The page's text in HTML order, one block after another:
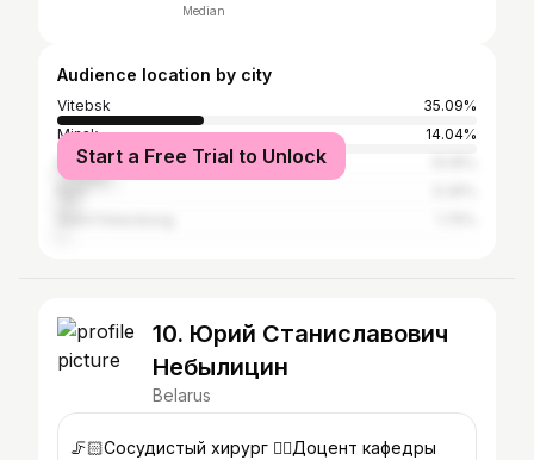
Median
Audience location by city
Vitebsk
35.09%
Minsk
14.04%
Moscow
Start a Free Trial to Unlock
10. Юрий Станиславович
Небылицин
Belarus
🦵🏻Сосудистый хирург ✍🏻Доцент кафедры